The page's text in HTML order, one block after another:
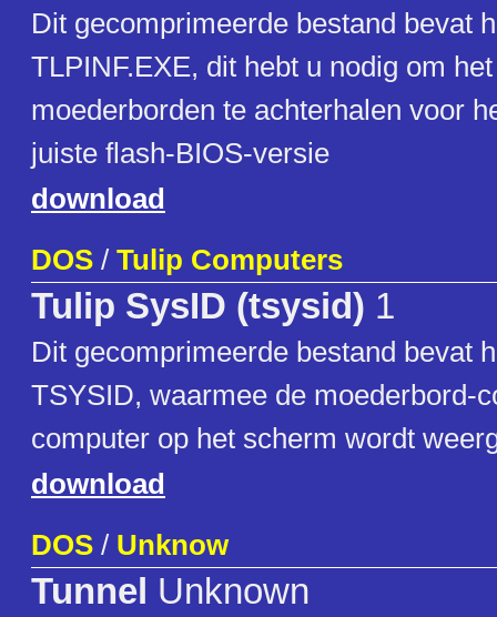
Dit gecomprimeerde bestand bevat
TLPINF.EXE, dit hebt u nodig om
moederborden te achterhalen voor
juiste flash-BIOS-versie
download
DOS / Tulip Computers
Tulip SysID (tsysid) 1
Dit gecomprimeerde bestand bevat
TSYSID, waarmee de moederbord-
computer op het scherm wordt
download
DOS / Unknow
Tunnel Unknown